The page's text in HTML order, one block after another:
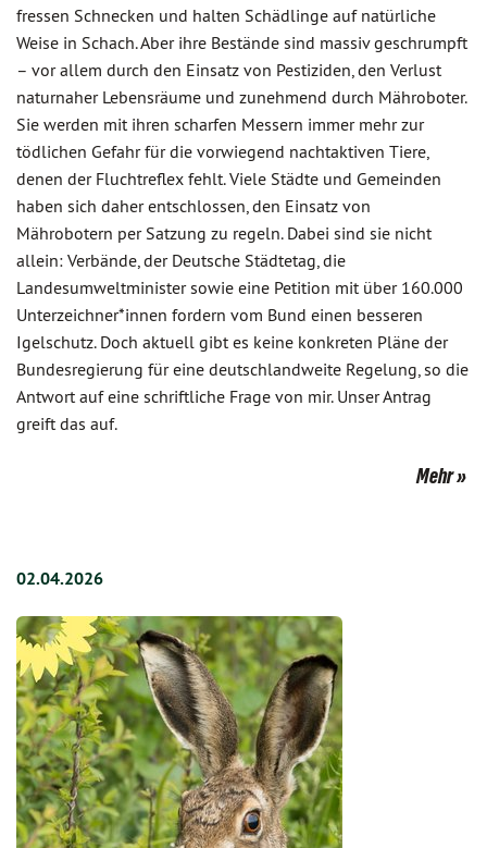
fressen Schnecken und halten Schädlinge auf natürliche
Weise in Schach. Aber ihre Bestände sind massiv geschrumpft
– vor allem durch den Einsatz von Pestiziden, den Verlust
naturnaher Lebensräume und zunehmend durch Mähroboter.
Sie werden mit ihren scharfen Messern immer mehr zur
tödlichen Gefahr für die vorwiegend nachtaktiven Tiere,
denen der Fluchtreflex fehlt. Viele Städte und Gemeinden
haben sich daher entschlossen, den Einsatz von
Mährobotern per Satzung zu regeln. Dabei sind sie nicht
allein: Verbände, der Deutsche Städtetag, die
Landesumweltminister sowie eine Petition mit über 160.000
Unterzeichner*innen fordern vom Bund einen besseren
Igelschutz. Doch aktuell gibt es keine konkreten Pläne der
Bundesregierung für eine deutschlandweite Regelung, so die
Antwort auf eine schriftliche Frage von mir. Unser Antrag
greift das auf.
Mehr
02.04.2026